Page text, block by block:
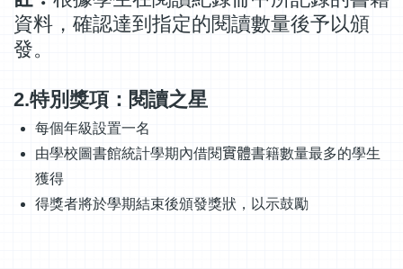
資料，確認達到指定的閱讀數量後予以頒
發。
2.特別獎項：閱讀之星
每個年級設置一名
由學校圖書館統計學期內借閱實體書籍數量最多的學生
獲得
得獎者將於學期結束後頒發獎狀，以示鼓勵